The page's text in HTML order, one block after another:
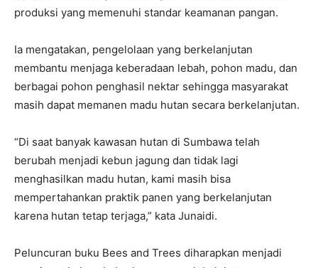
produksi yang memenuhi standar keamanan pangan.
Ia mengatakan, pengelolaan yang berkelanjutan
membantu menjaga keberadaan lebah, pohon madu, dan
berbagai pohon penghasil nektar sehingga masyarakat
masih dapat memanen madu hutan secara berkelanjutan.
“Di saat banyak kawasan hutan di Sumbawa telah
berubah menjadi kebun jagung dan tidak lagi
menghasilkan madu hutan, kami masih bisa
mempertahankan praktik panen yang berkelanjutan
karena hutan tetap terjaga,” kata Junaidi.
Peluncuran buku Bees and Trees diharapkan menjadi